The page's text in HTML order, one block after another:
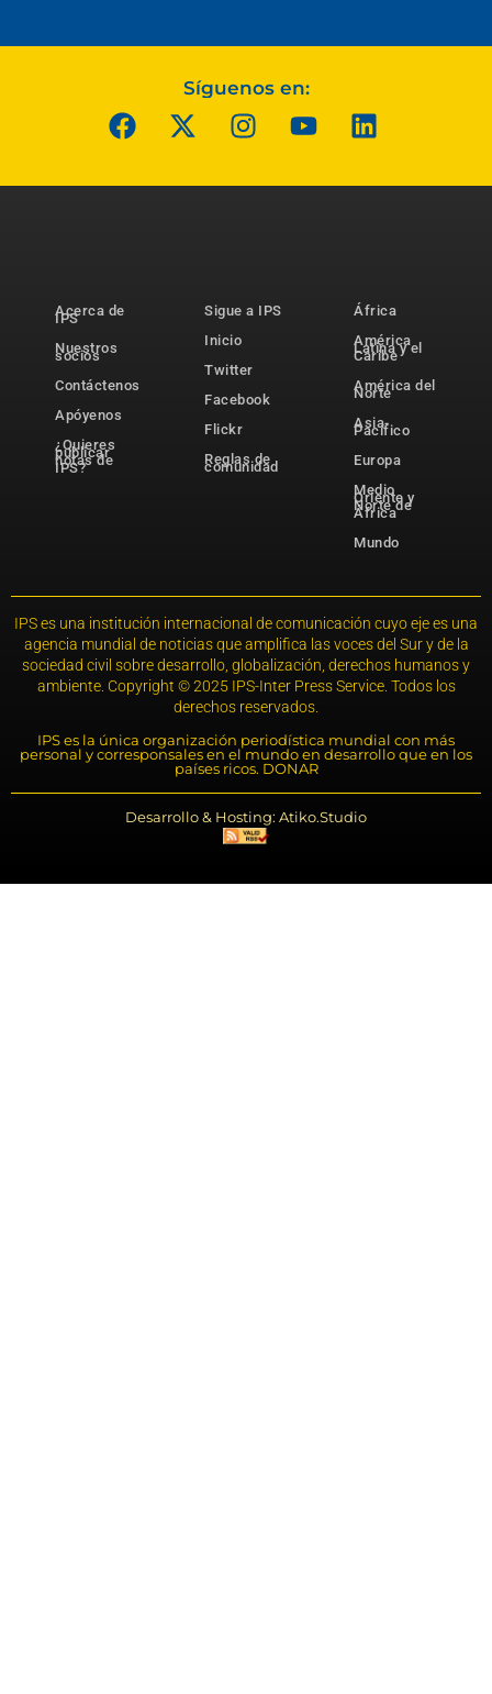
Síguenos en:
Acerca de
IPS
Nuestros
socios
Contáctenos
Apóyenos
¿Quieres
publicar
notas de
IPS?
Sigue a IPS
Inicio
Twitter
Facebook
Flickr
Reglas de
comunidad
África
América
Latina y el
Caribe
América del
Norte
Asia-
Pacífico
Europa
Medio
Oriente y
Norte de
África
Mundo
IPS es una institución internacional de comunicación cuyo eje es una
agencia mundial de noticias que amplifica las voces del Sur y de la
sociedad civil sobre desarrollo, globalización, derechos humanos y
ambiente. Copyright © 2025 IPS-Inter Press Service. Todos los
derechos reservados.
IPS es la única organización periodística mundial con más
personal y corresponsales en el mundo en desarrollo que en los
países ricos. DONAR
Desarrollo & Hosting: Atiko.Studio